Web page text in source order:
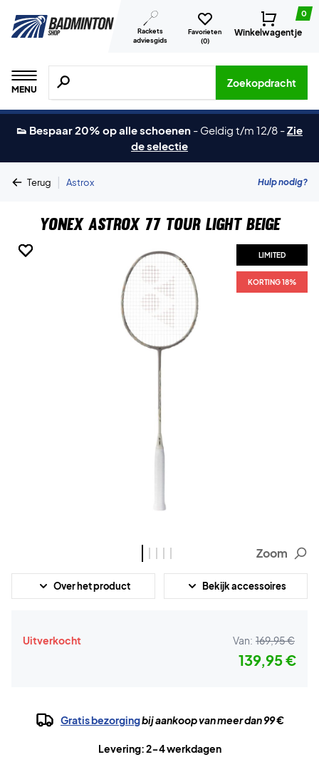
Rackets
adviesgids
Favorieten
(0)
0
Winkelwagentje
MENU
Zoeken naar producten, merken etc.
Zoekopdracht
👟 Bespaar 20% op alle schoenen - Geldig t/m 12/8 -Zie
de selectie
Terug | Astrox Hulp nodig?
Yonex Astrox 77 Tour Light Beige
LIMITED
KORTING 18%
LIMITED
KORTING 18%
LIMITED
KORTING 18%
LIMITED
KORTING 18%
LIMITED
KORTING 18%
Zoom
Over het product Bekijk accessoires
Uitverkocht Van: 169,95 €
139,95 €
Gratis bezorgingbij aankoop van meer dan 99 €
Levering: 2-4 werkdagen